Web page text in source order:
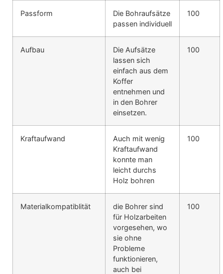
Passform
Die Bohraufsätze
passen individuell
100
Aufbau
Die Aufsätze
lassen sich
einfach aus dem
Koffer
entnehmen und
in den Bohrer
einsetzen.
100
Kraftaufwand
Auch mit wenig
Kraftaufwand
konnte man
leicht durchs
Holz bohren
100
Materialkompatiblität
die Bohrer sind
für Holzarbeiten
vorgesehen, wo
sie ohne
Probleme
funktionieren,
auch bei
100